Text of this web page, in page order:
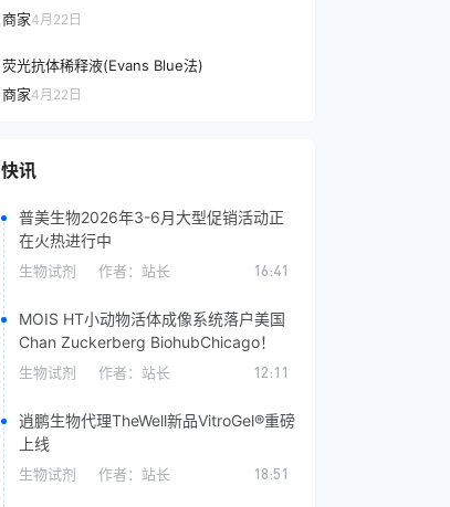
商家4月22日
荧光抗体稀释液(Evans Blue法)
商家4月22日
快讯
普美生物2026年3-6月大型促销活动正
在火热进行中
生物试剂 作者： 站长 16:41
MOIS HT小动物活体成像系统落户美国
Chan Zuckerberg BiohubChicago！
生物试剂 作者： 站长 12:11
逍鹏生物代理TheWell新品VitroGel®重磅
上线
生物试剂 作者： 站长 18:51